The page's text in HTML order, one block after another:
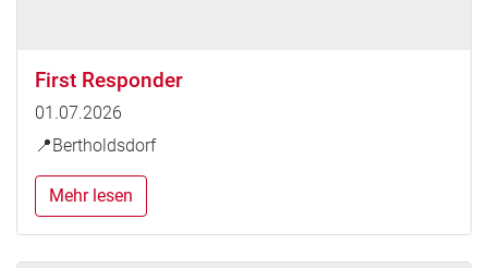
First Responder
01.07.2026
📍Bertholdsdorf
Mehr lesen